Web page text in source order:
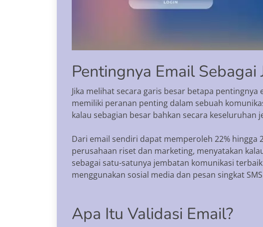
Pentingnya Email
Jika melihat secara garis besar betapa
memiliki peranan penting dalam sebuah
kalau sebagian besar bahkan secara
Dari email sendiri dapat memperoleh 22%
perusahaan riset dan marketing, menyatakan
sebagai satu-satunya jembatan komunikasi
menggunakan sosial media dan pesan singkat
Apa Itu Validasi Email?